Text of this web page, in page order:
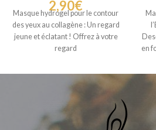
2,90€
Masque hydrogel pour le contour
des yeux au collagène : Un regard
jeune et éclatant ! Offrez à votre
regard
en